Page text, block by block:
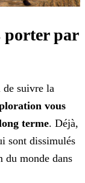
porter par
de suivre la
vous
terme. Déjà,
sont dissimulés
du monde dans